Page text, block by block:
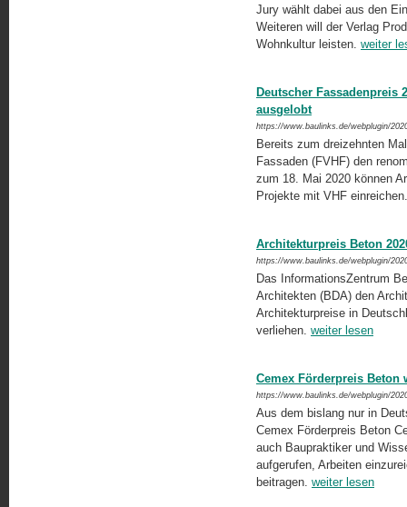
Jury wählt dabei aus den
Weiteren will der Verlag
Wohnkultur leisten. weiter
Deutscher Fassadenpreis
ausgelobt
https://www.baulinks.de/webplugin/
Bereits zum dreizehnten
Fassaden (FVHF) den
zum 18. Mai 2020 können
Projekte mit VHF
Architekturpreis Beton
https://www.baulinks.de/webplugin/
Das InformationsZentrum
Architekten (BDA) den
Architekturpreise in
verliehen. weiter lesen
Cemex Förderpreis
https://www.baulinks.de/webplugin/
Aus dem bislang nur in
Cemex Förderpreis Beton
auch Baupraktiker und
aufgerufen, Arbeiten
beitragen. weiter lesen